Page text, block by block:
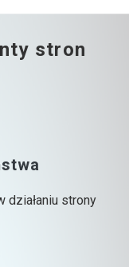
stron
działaniu strony